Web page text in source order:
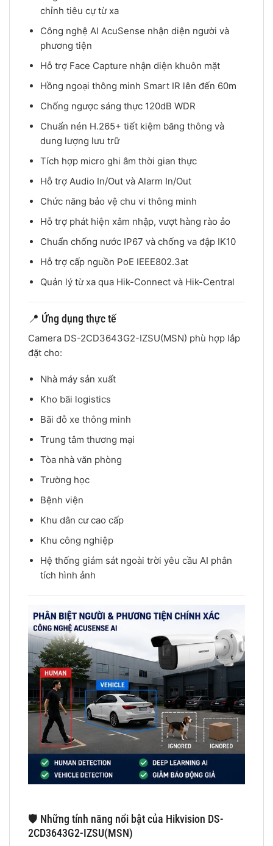
chỉnh tiêu cự từ xa
Công nghệ AI AcuSense nhận diện người và
phương tiện
Hỗ trợ Face Capture nhận diện khuôn mặt
Hồng ngoại thông minh Smart IR lên đến 60m
Chống ngược sáng thực 120dB WDR
Chuẩn nén H.265+ tiết kiệm băng thông và
dung lượng lưu trữ
Tích hợp micro ghi âm thời gian thực
Hỗ trợ Audio In/Out và Alarm In/Out
Chức năng bảo vệ chu vi thông minh
Hỗ trợ phát hiện xâm nhập, vượt hàng rào ảo
Chuẩn chống nước IP67 và chống va đập IK10
Hỗ trợ cấp nguồn PoE IEEE802.3at
Quản lý từ xa qua Hik-Connect và Hik-Central
📍 Ứng dụng thực tế
Camera DS-2CD3643G2-IZSU(MSN) phù hợp lắp
đặt cho:
Nhà máy sản xuất
Kho bãi logistics
Bãi đỗ xe thông minh
Trung tâm thương mại
Tòa nhà văn phòng
Trường học
Bệnh viện
Khu dân cư cao cấp
Khu công nghiệp
Hệ thống giám sát ngoài trời yêu cầu AI phân
tích hình ảnh
🛡️ Những tính năng nổi bật của Hikvision DS-
2CD3643G2-IZSU(MSN)